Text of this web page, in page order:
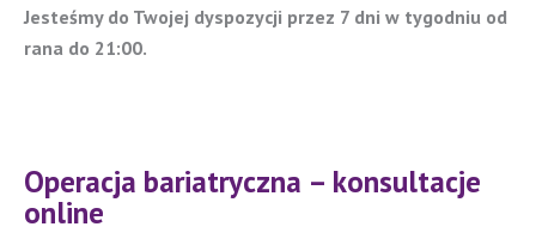
Jesteśmy do Twojej dyspozycji przez 7 dni w tygodniu od
rana do 21:00.
Operacja bariatryczna – konsultacje
online